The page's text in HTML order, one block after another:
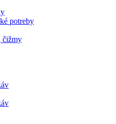
potreby
čižmy